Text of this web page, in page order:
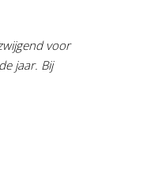
voor
jaar. Bij